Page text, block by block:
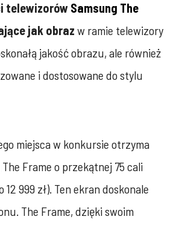
telewizorów Samsung The
jak obraz w ramie telewizory
jakość obrazu, ale również
i dostosowane do stylu
miejsca w konkursie otrzyma
Frame o przekątnej 75 cali
999 zł). Ten ekran doskonale
The Frame, dzięki swoim